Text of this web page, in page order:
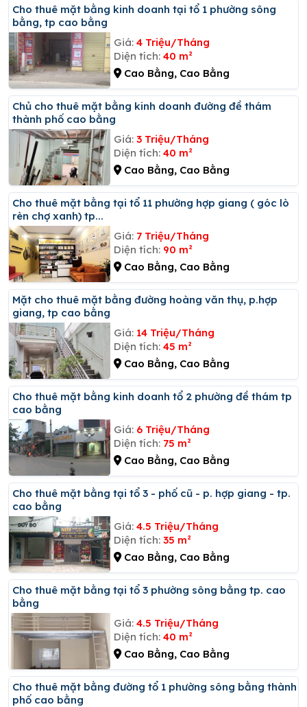
Cho thuê mặt bằng kinh doanh tại tổ 1 phường sông
bằng, tp cao bằng
Giá: 4 Triệu/Tháng
Diện tích: 40 m²
Cao Bằng, Cao Bằng
Chủ cho thuê mặt bằng kinh doanh đường đề thám
thành phố cao bằng
Giá: 3 Triệu/Tháng
Diện tích: 40 m²
Cao Bằng, Cao Bằng
Cho thuê mặt bằng tại tổ 11 phường hợp giang ( góc lò
rèn chợ xanh) tp...
Giá: 7 Triệu/Tháng
Diện tích: 90 m²
Cao Bằng, Cao Bằng
Mặt cho thuê mặt bằng đường hoàng văn thụ, p.hợp
giang, tp cao bằng
Giá: 14 Triệu/Tháng
Diện tích: 45 m²
Cao Bằng, Cao Bằng
Cho thuê mặt bằng kinh doanh tổ 2 phường đề thám tp
cao bằng
Giá: 6 Triệu/Tháng
Diện tích: 75 m²
Cao Bằng, Cao Bằng
Cho thuê mặt bằng tại tổ 3 - phố cũ - p. hợp giang - tp.
cao bằng
Giá: 4.5 Triệu/Tháng
Diện tích: 35 m²
Cao Bằng, Cao Bằng
Cho thuê mặt bằng tại tổ 3 phường sông bằng tp. cao
bằng
Giá: 4.5 Triệu/Tháng
Diện tích: 40 m²
Cao Bằng, Cao Bằng
Cho thuê mặt bằng đường tổ 1 phường sông bằng thành
phố cao bằng